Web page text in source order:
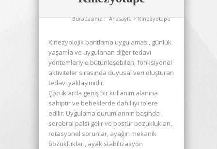
Buradasınız : Anasayfa> Kinezyotape
Kinezyolojik bantlama uygulaması, günlük
yaşamla ve uygulanan diğer tedavi
yöntemleriyle bütünleşebilen, fonksiyonel
aktiviteler sırasında duyusal veri oluşturan
tedavi yaklaşımıdır.
Çocuklarda geniş bir kullanım alanına
sahiptir ve bebeklerde dahil iyi tolere
edilir. Uygulama durumlarının başında
serebral palsi gelir ve postür bozuklukları,
rotasyonel sorunlar, ayağın mekanik
bozuklukları, ayak stabilizasyon